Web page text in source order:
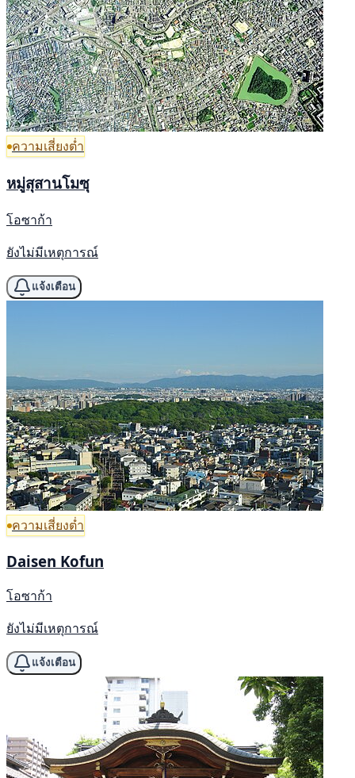
ความเสี่ยงต่ำ
หมู่สุสานโมซุ
โอซาก้า
ยังไม่มีเหตุการณ์
แจ้งเตือน
ความเสี่ยงต่ำ
Daisen Kofun
โอซาก้า
ยังไม่มีเหตุการณ์
แจ้งเตือน